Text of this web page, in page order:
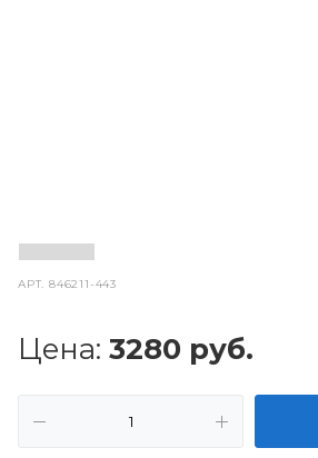
АРТ.846211-443
Цена: 3280 руб.